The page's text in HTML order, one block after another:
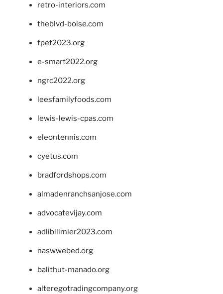
retro-interiors.com
theblvd-boise.com
fpet2023.org
e-smart2022.org
ngrc2022.org
leesfamilyfoods.com
lewis-lewis-cpas.com
eleontennis.com
cyetus.com
bradfordshops.com
almadenranchsanjose.com
advocatevijay.com
adlibilimler2023.com
naswwebed.org
balithut-manado.org
alteregotradingcompany.org